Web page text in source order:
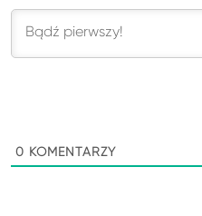
0 KOMENTARZY